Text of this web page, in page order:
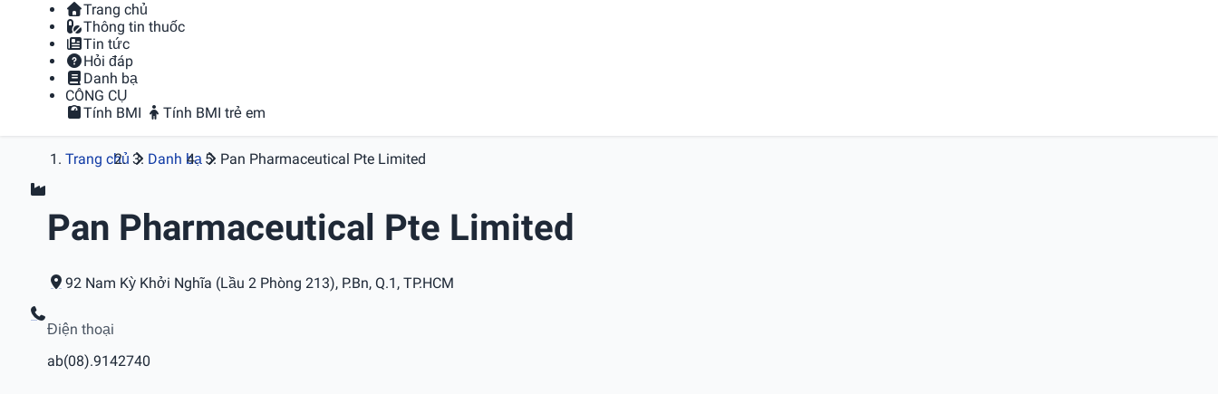
Trang chủ
Thông tin thuốc
Tin tức
Hỏi đáp
Danh bạ
CÔNG CỤ
Tính BMI
Tính BMI trẻ em
Trang chủ Danh bạ Pan Pharmaceutical Pte Limited
Pan Pharmaceutical Pte Limited
92 Nam Kỳ Khởi Nghĩa (Lầu 2 Phòng 213), P.Bn, Q.1, TP.HCM
Điện thoại
ab(08).9142740